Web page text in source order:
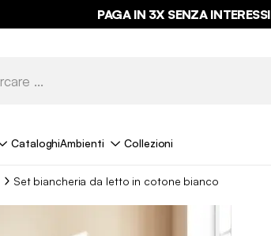
PAGA IN 3X SENZA INTERESSI
CataloghiAmbienti Collezioni
Set biancheria da letto in cotone bianco